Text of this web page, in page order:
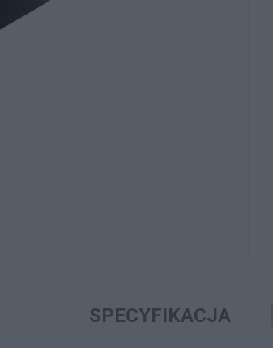
SPECYFIKACJA